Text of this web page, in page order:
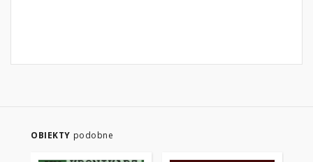
OBIEKTY podobne